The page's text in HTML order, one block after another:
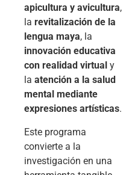
apicultura y avicultura,
la revitalización de la
lengua maya, la
innovación educativa
con realidad virtual y
la atención a la salud
mental mediante
expresiones artísticas.
Este programa
convierte a la
investigación en una